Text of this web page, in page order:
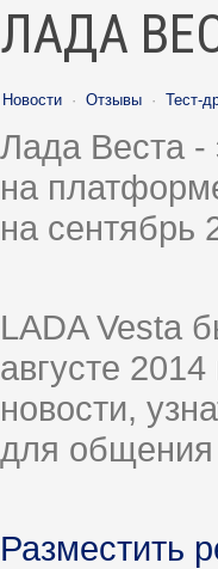
ЛАДА
Новости · Отзывы · Тест-
Лада Веста
на
на сентябрь
LADA Vesta
августе
новости,
для общения
Разместить